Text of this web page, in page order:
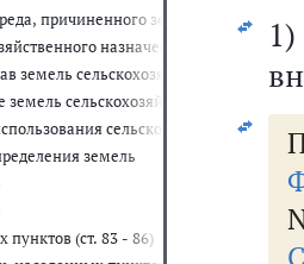
причиненного земельными
назначения (ст. 77 - 82)
земель сельскохозяйственного
земель сельскохозяйственного
сельскохозяйственных
земель
пунктов (ст. 83 - 86)